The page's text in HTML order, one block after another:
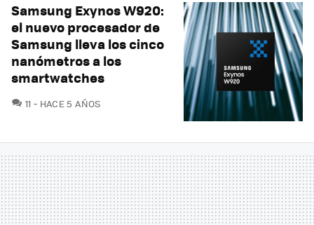
Samsung Exynos W920:
el nuevo procesador de
Samsung lleva los cinco
nanómetros a los
smartwatches
11 COMENTARIOS
HACE 5 AÑOS